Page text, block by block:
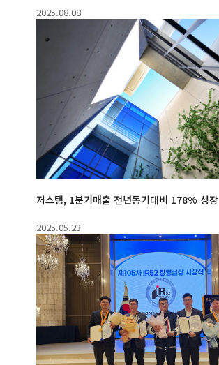
2025.08.08
저스템, 1분기매출 전년동기대비 178% 성장
2025.05.23